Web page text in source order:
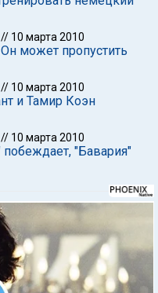
// 10 марта 2010
может пропустить
// 10 марта 2010
и Тамир Коэн
// 10 марта 2010
"Бавария"